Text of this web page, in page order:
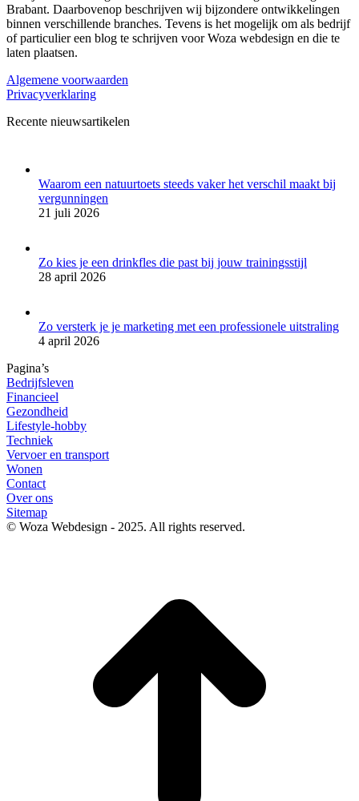
Brabant. Daarbovenop beschrijven wij bijzondere ontwikkelingen
binnen verschillende branches. Tevens is het mogelijk om als bedrijf
of particulier een blog te schrijven voor Woza webdesign en die te
laten plaatsen.
Algemene voorwaarden
Privacyverklaring
Recente nieuwsartikelen
Waarom een natuurtoets steeds vaker het verschil maakt bij
vergunningen
21 juli 2026
Zo kies je een drinkfles die past bij jouw trainingsstijl
28 april 2026
Zo versterk je je marketing met een professionele uitstraling
4 april 2026
Pagina’s
Bedrijfsleven
Financieel
Gezondheid
Lifestyle-hobby
Techniek
Vervoer en transport
Wonen
Contact
Over ons
Sitemap
© Woza Webdesign - 2025. All rights reserved.